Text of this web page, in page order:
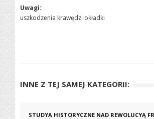
Uwagi:
uszkodzenia krawędzi okładki
INNE Z TEJ SAMEJ KATEGORII:
STUDYA HISTORYCZNE NAD REWOLUCYĄ